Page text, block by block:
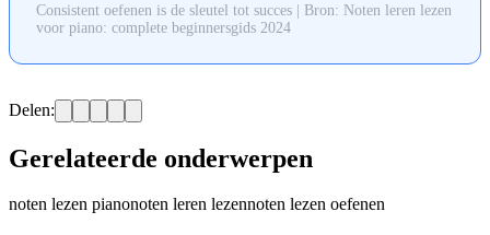
Consistent oefenen is de sleutel tot succes | Bron: Noten leren lezen
voor piano: complete beginnersgids 2024
Delen:
Gerelateerde onderwerpen
noten lezen pianonoten leren lezennoten lezen oefenen